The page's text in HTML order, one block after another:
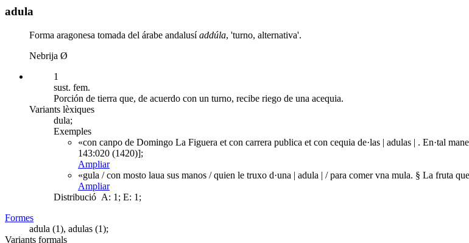
adula
Forma aragonesa tomada del árabe andalusíaddúla, 'turno, alternativa'.
Nebrija Ø
1
sust. fem.
Porción de tierra que, de acuerdo con un turno, recibe riego de una acequia.
Variants lèxiques
dula;
Exemples
«con canpo de Domingo La Figuera et con carrera publica et con cequia de·las | adulas | . En·tal
143:020 (1420)];
Ampliar
«gula / con mosto laua sus manos / quien le truxo d·una | adula | / para comer vna mula. § La fruta
Ampliar
Distribució A: 1; E: 1;
Formes
adula (1), adulas (1);
Variants formals